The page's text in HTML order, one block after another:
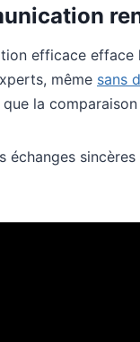
efficace
même sans
que la
échanges